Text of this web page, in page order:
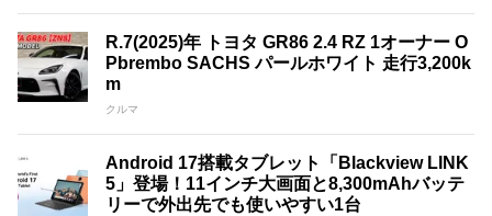
R.7(2025)年 トヨタ GR86 2.4 RZ 1オーナー O
Pbrembo SACHS パールホワイト 走行3,200k
m
クルマ
Android 17搭載タブレット「Blackview LINK
5」登場！11インチ大画面と8,300mAhバッテ
リーで外出先でも使いやすい1台